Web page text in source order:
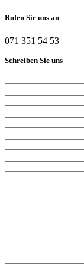
Rufen Sie uns an
071 351 54 53
Schreiben Sie uns